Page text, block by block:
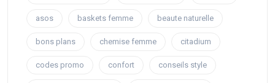
asos baskets femme beaute naturelle
bons plans chemise femme citadium
codes promo confort conseils style